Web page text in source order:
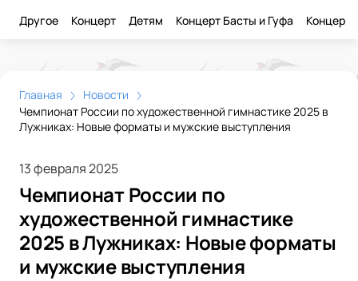
Другое Концерт Детям Концерт Басты и Гуфа Концерт
Главная
Новости
Чемпионат России по художественной гимнастике 2025 в
Лужниках: Новые форматы и мужские выступления
13 февраля 2025
Чемпионат России по
художественной гимнастике
2025 в Лужниках: Новые форматы
и мужские выступления